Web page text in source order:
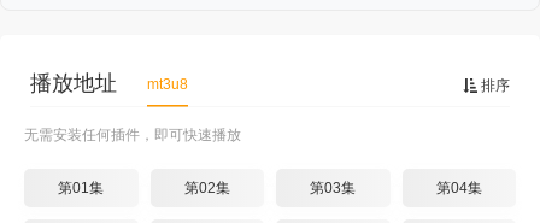
排序
播放地址 mt3u8
无需安装任何插件，即可快速播放
第01集 第02集 第03集 第04集